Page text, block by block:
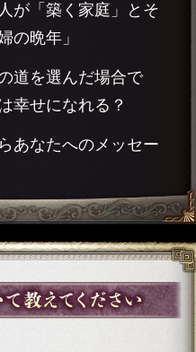
が「築く家庭」とそ
の晩年」
道を選んだ場合で
幸せになれる？
あなたへのメッセー